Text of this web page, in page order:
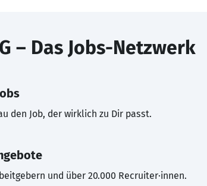
– Das Jobs-Netzwerk
den Job, der wirklich zu Dir passt.
und über 20.000 Recruiter·innen.